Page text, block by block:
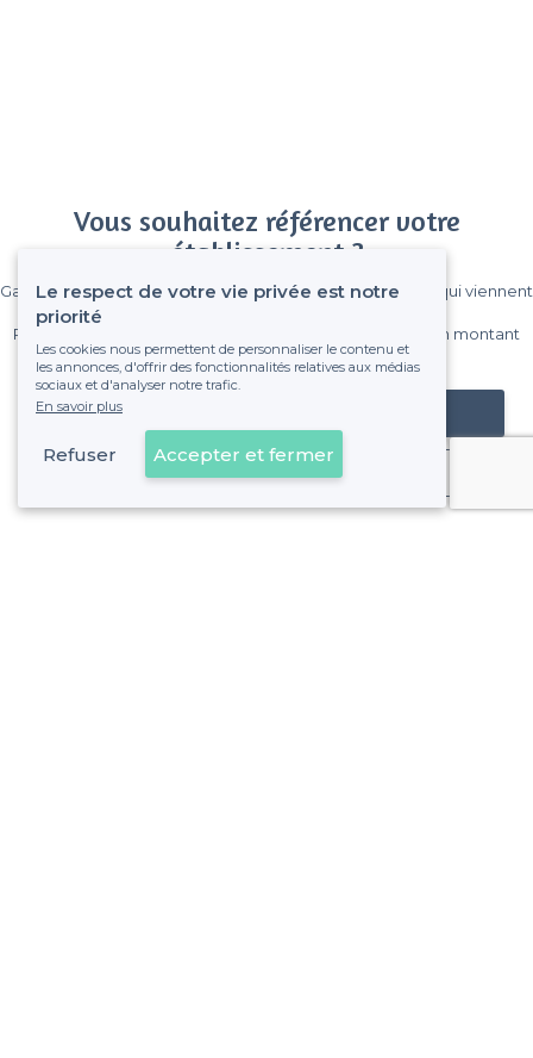
Vous souhaitez référencer votre
établissement ?
Gagnez de nombreux clients parmi le million de visiteurs qui viennent
Pas de commissions et sans engagement, vous payez un montant
fixe sans risque de voir déraper la facture.
Référencer mon établissement
Déjà client
Le respect de votre vie privée est notre
priorité
Les cookies nous permettent de personnaliser le contenu et
les annonces, d'offrir des fonctionnalités relatives aux médias
sociaux et d'analyser notre trafic.
En savoir plus
Refuser Accepter et fermer